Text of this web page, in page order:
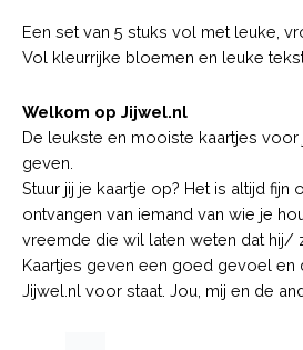
Een set van 5 stuks vol met leuke,
Vol kleurrijke bloemen en leuke
Welkom op Jijwel.nl
De leukste en mooiste kaartjes
geven.
Stuur jij je kaartje op? Het is altijd fijn
ontvangen van iemand van wie je
vreemde die wil laten weten dat hij/
Kaartjes geven een goed gevoel en
Jijwel.nl voor staat. Jou, mij en de